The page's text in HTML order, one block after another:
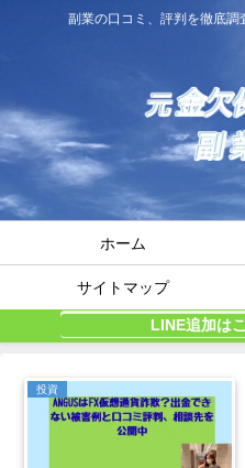
副業の口コミ、評判を徹底
ホーム
サイトマップ
LINE追加は
投資